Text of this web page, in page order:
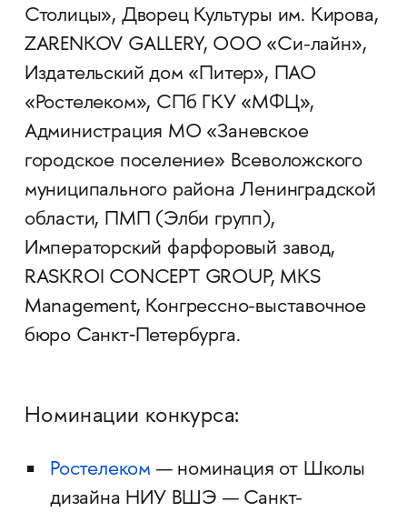
Столицы», Дворец Культуры им. Кирова,
ZARENKOV GALLERY, ООО «Си-лайн»,
Издательский дом «Питер», ПАО
«Ростелеком», СПб ГКУ «МФЦ»,
Администрация МО «Заневское
городское поселение» Всеволожского
муниципального района Ленинградской
области, ПМП (Элби групп),
Императорский фарфоровый завод,
RASKROI CONCEPT GROUP, MKS
Management, Конгрессно-выставочное
бюро Санкт‑Петербурга.
Номинации конкурса:
Ростелеком — номинация от Школы
дизайна НИУ ВШЭ — Санкт-